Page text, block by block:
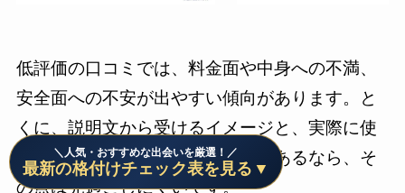
低評価の口コミでは、料金面や中身への不満、
安全面への不安が出やすい傾向があります。と
くに、説明文から受けるイメージと、実際に使
ったときの感触に差を覚える声があるなら、そ
の点は見過ごしにくいです。
＼人気・おすすめな出会いを厳選！／
最新の格付けチェック表を見る▼